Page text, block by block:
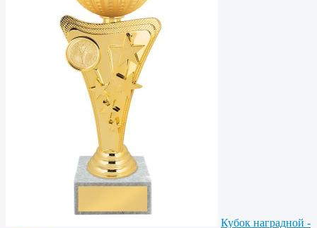
Кубок наградной -